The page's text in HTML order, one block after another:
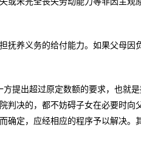
养义务的给付能力。如果父母因
提出超过原定数额的要求，也就
判决的，都不妨碍子女在必要时向
确定，应经相应的程序予以解决。